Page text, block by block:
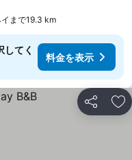
まで19.3 km
してく
料金を表示
シェア お